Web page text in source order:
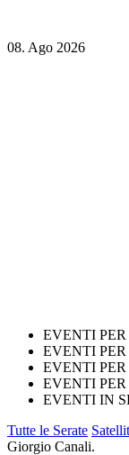
08. Ago 2026
EVENTI PER
EVENTI
EVENTI PER
EVENTI
EVENTI IN
Tutte le Serate
Giorgio Canali.